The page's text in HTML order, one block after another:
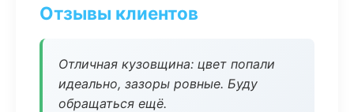
Отзывы клиентов
Отличная кузовщина: цвет попали
идеально, зазоры ровные. Буду
обращаться ещё.